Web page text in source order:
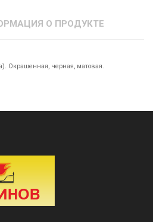
О ПРОДУКТЕ
Окрашенная, черная, матовая.